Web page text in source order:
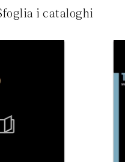
i cataloghi